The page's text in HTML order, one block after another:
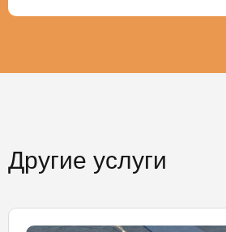
Другие услуги